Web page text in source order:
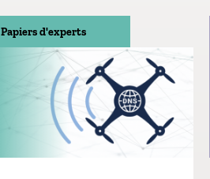
Papiers d'experts